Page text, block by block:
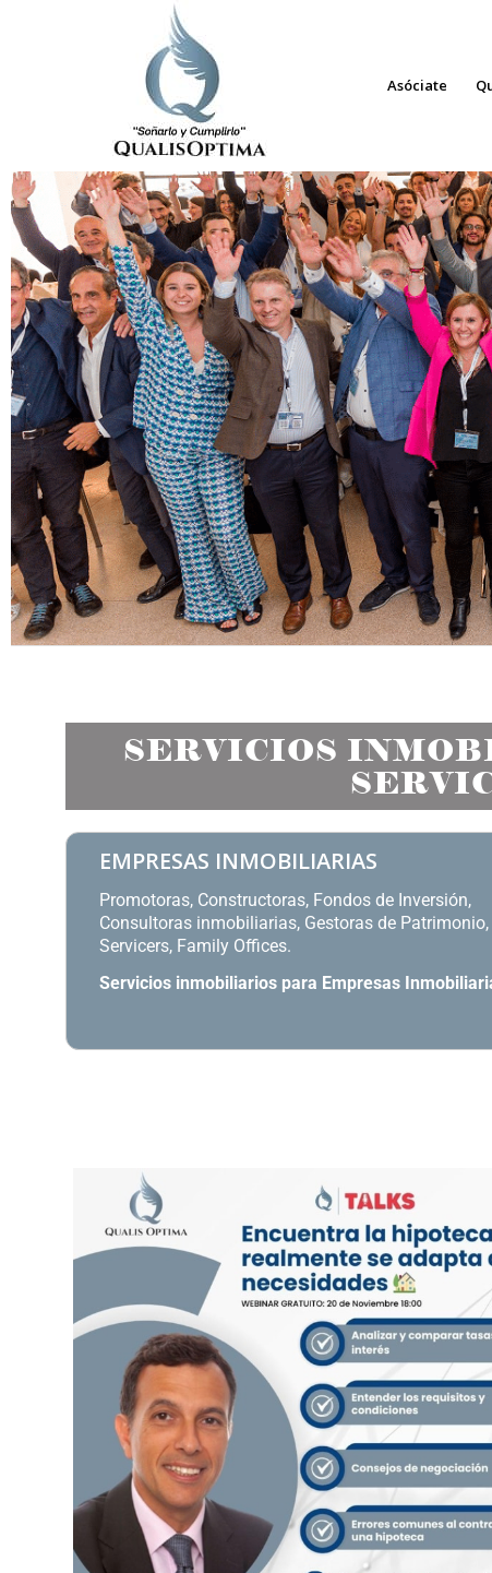
Asóciate
SERVICIOS
EMPRESAS INMOBILIARIAS
Promotoras, Constructoras, Fondos de Inversión,
Consultoras inmobiliarias, Gestoras de Patrimonio,
Servicers, Family Offices.
Servicios inmobiliarios para Empresas